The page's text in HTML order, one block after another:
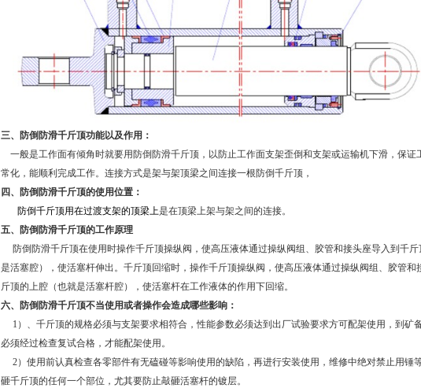
三、防倒防滑千斤顶功能以及作用：
一般是工作面有倾角时就要用防倒防滑千斤顶，以防止工作面支架歪倒和支架或运输机下滑，保证
常化，能顺利完成工作。连接方式是架与架顶梁之间连接一根防倒千斤顶，
四、防倒防滑千斤顶的使用位置：
防倒千斤顶用在过渡支架的顶梁上是在顶梁上架与架之间的连接。
五、防倒防滑千斤顶的工作原理
防倒防滑千斤顶在使用时操作千斤顶操纵阀，使高压液体通过操纵阀组、胶管和接头座导入到千斤
是活塞腔），使活塞杆伸出。千斤顶回缩时，操作千斤顶操纵阀，使高压液体通过操纵阀组、胶管和
斤顶的上腔（也就是活塞杆腔），使活塞杆在工作液体的作用下回缩。
六、防倒防滑千斤顶不当使用或者操作会造成哪些影响：
1 ）、千斤顶的规格必须与支架要求相符合，性能参数必须达到出厂试验要求方可配架使用，到矿
必须经过检查复试合格，才能配架使用。
2）使用前认真检查各零部件有无磕碰等影响使用的缺陷，再进行安装使用，维修中绝对禁止用锤
砸千斤顶的任何一个部位，尤其要防止敲砸活塞杆的镀层。